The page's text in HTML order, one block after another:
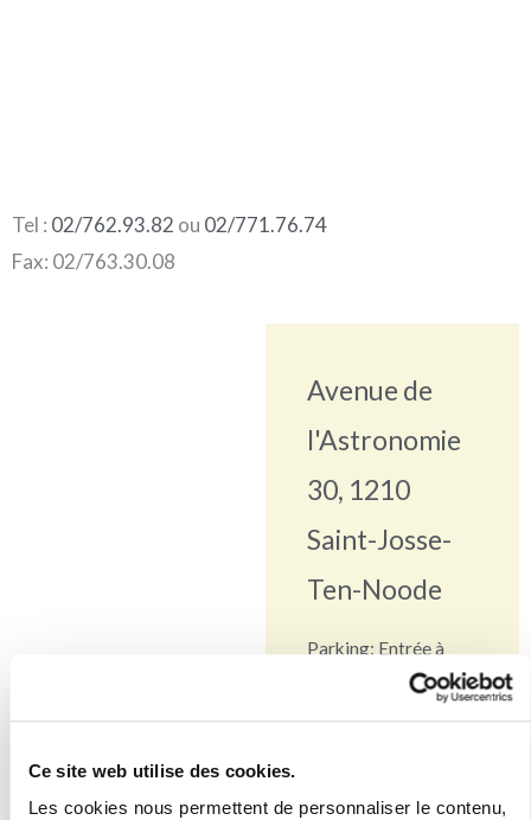
Ce site web utilise des cookies.
Les cookies nous permettent de personnaliser le contenu,
Tel : 02/762.93.82 ou 02/771.76.74
Fax: 02/763.30.08
Avenue de
l'Astronomie
30, 1210
Saint-Josse-
Ten-Noode
Parking: Entrée à
droite de l’entrée
-2.